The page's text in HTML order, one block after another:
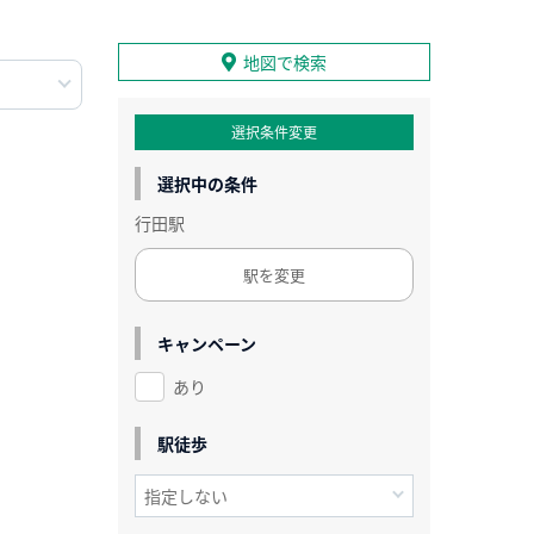
地図で検索
選択条件変更
選択中の条件
行田駅
駅を変更
キャンペーン
あり
駅徒歩